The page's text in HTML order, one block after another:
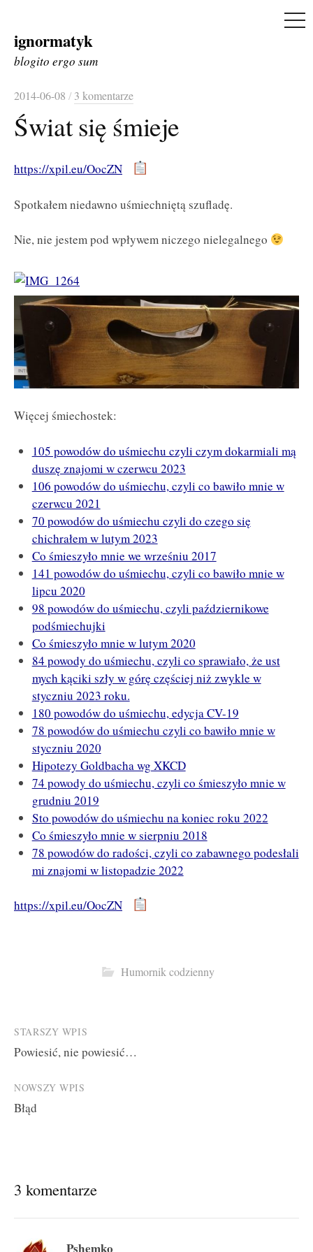
Skip
to
ignormatyk
blogito ergo sum
2014-06-08 / 3 komentarze
Świat się śmieje
https://xpil.eu/OocZN
Spotkałem niedawno uśmiechniętą szufladę.
Nie, nie jestem pod wpływem niczego nielegalnego
Więcej śmiechostek:
105 powodów do uśmiechu czyli czym dokarmiali mą
duszę znajomi w czerwcu 2023
106 powodów do uśmiechu, czyli co bawiło mnie w
czerwcu 2021
70 powodów do uśmiechu czyli do czego się
chichrałem w lutym 2023
Co śmieszyło mnie we wrześniu 2017
141 powodów do uśmiechu, czyli co bawiło mnie w
lipcu 2020
98 powodów do uśmiechu, czyli październikowe
podśmiechujki
Co śmieszyło mnie w lutym 2020
84 powody do uśmiechu, czyli co sprawiało, że ust
mych kąciki szły w górę częściej niż zwykle w
styczniu 2023 roku.
180 powodów do uśmiechu, edycja CV-19
78 powodów do uśmiechu czyli co bawiło mnie w
styczniu 2020
Hipotezy Goldbacha wg XKCD
74 powody do uśmiechu, czyli co śmieszyło mnie w
grudniu 2019
Sto powodów do uśmiechu na koniec roku 2022
Co śmieszyło mnie w sierpniu 2018
78 powodów do radości, czyli co zabawnego podesłali
mi znajomi w listopadzie 2022
https://xpil.eu/OocZN
Humornik codzienny
Post
navigation
STARSZY WPIS
Powiesić, nie powiesić…
NOWSZY WPIS
Błąd
3 komentarze
Pshemko